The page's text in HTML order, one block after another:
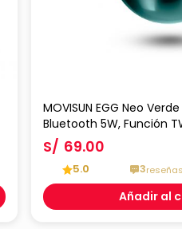
MOVISUN EGG Neo
Bluetooth 5W, Función
Reproducción y Diseño
S/ 69.00
5.0 3reseñas
Añadir al